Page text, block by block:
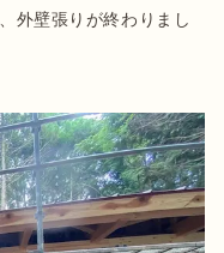
外壁張りが終わりまし